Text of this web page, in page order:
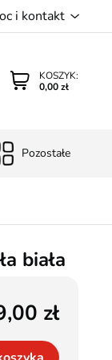
i kontakt
KOSZYK:
0,00 zł
Pozostałe
biała